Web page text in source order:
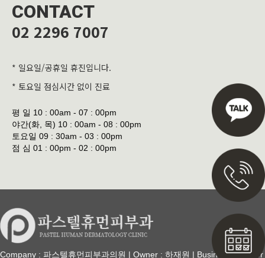
CONTACT
02 2296 7007
* 일요일/공휴일 휴진입니다.
* 토요일 점심시간 없이 진료
평 일 10 : 00am - 07 : 00pm
야간(화, 목) 10 : 00am - 08 : 00pm
토요일 09 : 30am - 03 : 00pm
점 심 01 : 00pm - 02 : 00pm
Company : 파스텔휴먼피부과의원 | Owner : 하재원 | Business Number